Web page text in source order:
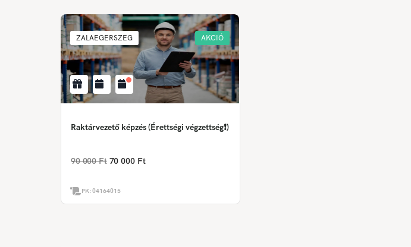
ZALAEGERSZEG AKCIÓ
Raktárvezető képzés (Érettségi végzettség❗)
90 000 Ft 70 000 Ft
PK:04164015